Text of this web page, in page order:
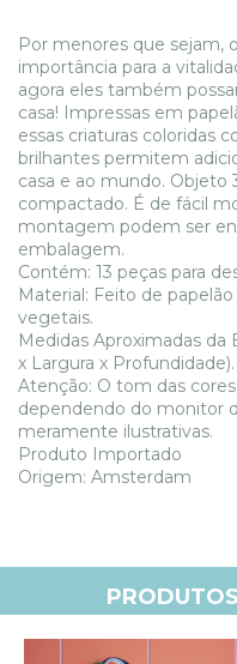
Por menores que sejam,
importância para a
agora eles também
casa! Impressas em
essas criaturas coloridas
brilhantes permitem
casa e ao mundo. Objeto
compactado. É de fácil
montagem podem ser
embalagem.
Contém: 13 peças para
Material: Feito de
vegetais.
Medidas Aproximadas da
x Largura x Profundidade).
Atenção: O tom das
dependendo do monitor
meramente ilustrativas.
Produto Importado
Origem: Amsterdam